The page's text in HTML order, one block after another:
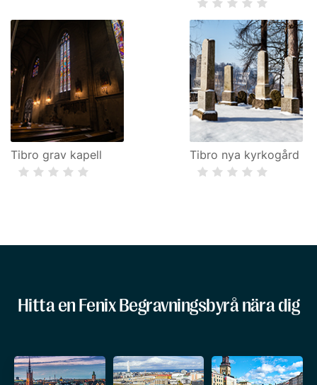
Tibro grav kapell Tibro nya kyrkogård
Hitta en Fenix Begravningsbyrå nära dig